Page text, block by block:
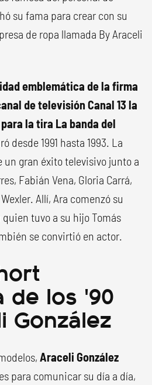
su fama para crear con su
de ropa llamada By Araceli
emblemática de la firma
de televisión Canal 13 la
la tira La banda del
desde 1991 hasta 1993. La
gran éxito televisivo junto a
Fabián Vena, Gloria Carrá,
Allí, Ara comenzó su
tuvo a su hijo Tomás
se convirtió en actor.
de los '90
González
Araceli González
para comunicar su día a día,